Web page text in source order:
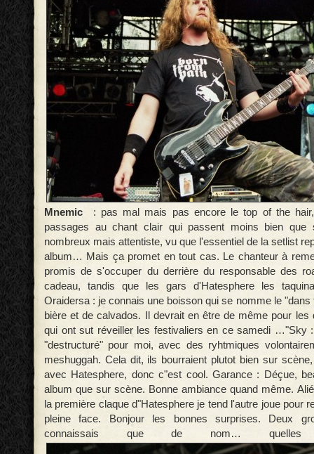
Mnemic : pas mal mais pas encore le top of the
passages au chant clair qui passent moins bien que
nombreux mais attentiste, vu que l'essentiel de la setlist
album… Mais ça promet en tout cas. Le chanteur à
promis de s'occuper du derrière du responsable des
cadeau, tandis que les gars d'Hatesphere les
Oraidersa : je connais une boisson qui se nomme le "dans
bière et de calvados. Il devrait en être de même pour les
qui ont sut réveiller les festivaliers en ce samedi …"Sky
"destructuré" pour moi, avec des ryhtmiques
meshuggah. Cela dit, ils bourraient plutot bien sur
avec Hatesphere, donc c"est cool. Garance : Déçue,
album que sur scène. Bonne ambiance quand même.
la première claque d"Hatesphere je tend l'autre joue pour
pleine face. Bonjour les bonnes surprises. Deux
connaissais que de nom…